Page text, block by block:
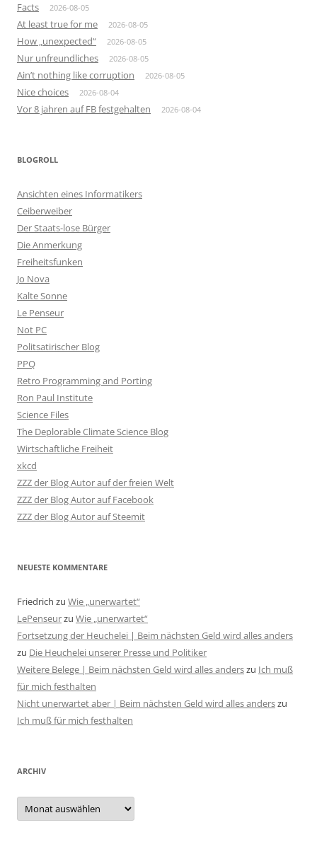
Facts 2026-08-05
At least true for me 2026-08-05
How „unexpected“ 2026-08-05
Nur unfreundliches 2026-08-05
Ain’t nothing like corruption 2026-08-05
Nice choices 2026-08-04
Vor 8 jahren auf FB festgehalten 2026-08-04
BLOGROLL
Ansichten eines Informatikers
Ceiberweiber
Der Staats-lose Bürger
Die Anmerkung
Freiheitsfunken
Jo Nova
Kalte Sonne
Le Penseur
Not PC
Politsatirischer Blog
PPQ
Retro Programming and Porting
Ron Paul Institute
Science Files
The Deplorable Climate Science Blog
Wirtschaftliche Freiheit
xkcd
ZZZ der Blog Autor auf der freien Welt
ZZZ der Blog Autor auf Facebook
ZZZ der Blog Autor auf Steemit
NEUESTE KOMMENTARE
Friedrich zu Wie „unerwartet“
LePenseurzu Wie „unerwartet“
Fortsetzung der Heuchelei | Beim nächsten Geld wird alles anders
zu Die Heuchelei unserer Presse und Politiker
Weitere Belege | Beim nächsten Geld wird alles anderszu Ich muß
für mich festhalten
Nicht unerwartet aber | Beim nächsten Geld wird alles anderszu
Ich muß für mich festhalten
ARCHIV
Archiv